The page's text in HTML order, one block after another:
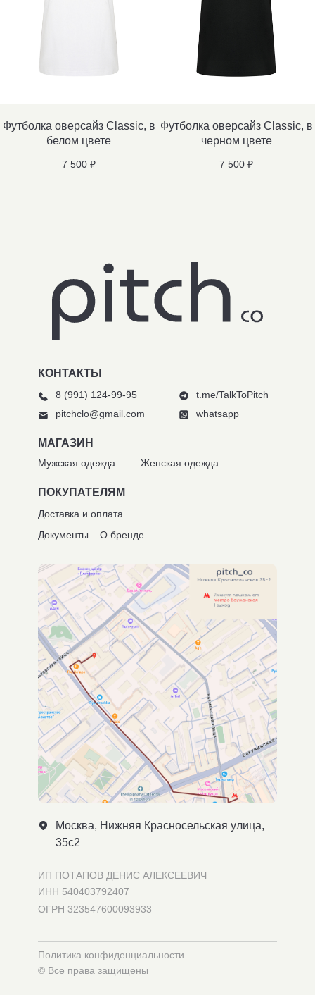
Футболка оверсайз Classic, в
белом цвете
7 500 ₽
Футболка оверсайз Classic, в
черном цвете
7 500 ₽
whatsapp
t.me/TalkToPitch
pitchclo@gmail.com
8 (991) 124-99-95
МАГАЗИН
Мужская одежда
Доставка и оплата
Политика конфиденциальности
© Все права защищены
Документы
ПОКУПАТЕЛЯМ
КОНТАКТЫ
Москва, Нижняя Красносельская улица,
35с2
Женская одежда
О бренде
ИНН 540403792407
ОГРН 323547600093933
ИП ПОТАПОВ ДЕНИС АЛЕКСЕЕВИЧ